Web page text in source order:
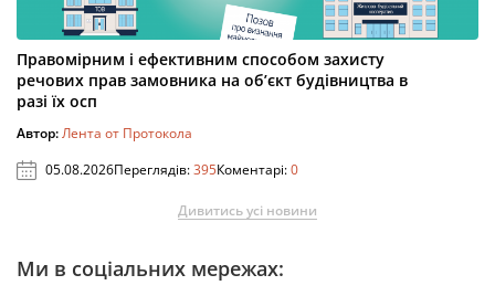
Правомірним і ефективним способом захисту
речових прав замовника на об’єкт будівництва в
разі їх осп
Автор:Лента от Протокола
05.08.2026Переглядів:395Коментарі:0
Дивитись усі новини
Ми в соціальних мережах: